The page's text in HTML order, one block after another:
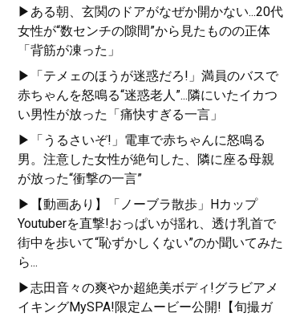
▶ある朝、玄関のドアがなぜか開かない...20代
女性が“数センチの隙間”から見たものの正体
「背筋が凍った」
▶「テメェのほうが迷惑だろ!」満員のバスで
赤ちゃんを怒鳴る“迷惑老人”...隣にいたイカつ
い男性が放った「痛快すぎる一言」
▶「うるさいぞ!」電車で赤ちゃんに怒鳴る
男。注意した女性が絶句した、隣に座る母親
が放った“衝撃の一言”
▶【動画あり】「ノーブラ散歩」Hカップ
Youtuberを直撃!おっぱいが揺れ、透け乳首で
街中を歩いて“恥ずかしくない”のか聞いてみた
ら...
▶志田音々の爽やか超絶美ボディ!グラビアメ
イキングMySPA!限定ムービー公開!【旬撮ガ